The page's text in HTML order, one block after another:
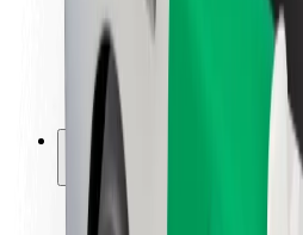
Márka
Média
Urban Fund
Biztonság
Utasbiztonság